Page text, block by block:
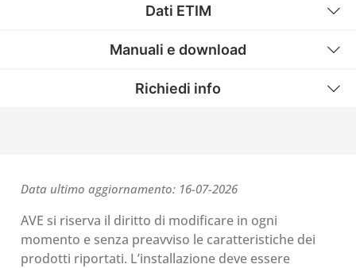
Dati ETIM
Manuali e download
Richiedi info
Data ultimo aggiornamento: 16-07-2026
AVE si riserva il diritto di modificare in ogni
momento e senza preavviso le caratteristiche dei
prodotti riportati. L’installazione deve essere